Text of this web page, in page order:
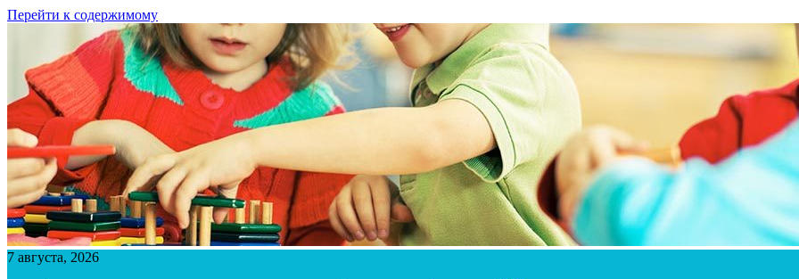
Перейти к содержимому
7 августа, 2026